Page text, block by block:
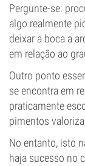
Pergunte-se:
algo realmente
deixar a boca a
em relação ao
Outro ponto
se encontra em
praticamente
pimentos
No entanto, isto
haja sucesso no